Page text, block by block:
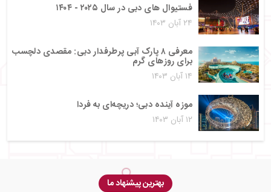
فستیوال های دبی در سال ۲۰۲۵ - ۱۴۰۴
۲۴ آبان ۱۴۰۳
معرفی ۸ پارک آبی پرطرفدار دبی: مقصدی دلچسب
برای روزهای گرم
۱۴ آبان ۱۴۰۳
موزه آینده دبی؛ دریچه‌ای به فردا
۱۲ آبان ۱۴۰۳
بهترین پیشنهاد ما